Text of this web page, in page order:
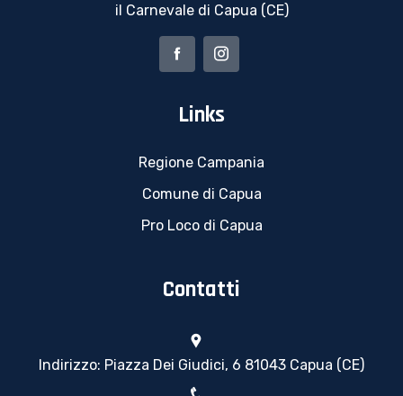
il Carnevale di Capua (CE)
Links
Regione Campania
Comune di Capua
Pro Loco di Capua
Contatti
Indirizzo: Piazza Dei Giudici, 6 81043 Capua (CE)